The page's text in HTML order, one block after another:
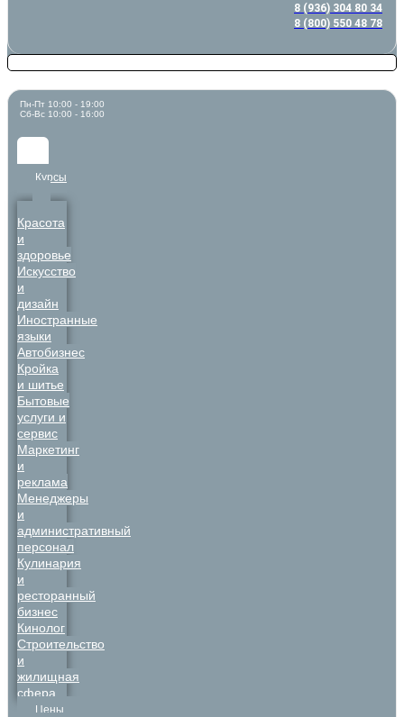
8 (936) 304 80 34
8 (800) 550 48 78
Пн-Пт 10:00 - 19:00
Сб-Вс 10:00 - 16:00
Курсы
Красота
и
здоровье
Искусство
и
дизайн
Иностранные
языки
Автобизнес
Кройка
и шитье
Бытовые
услуги и
сервис
Маркетинг
и
реклама
Менеджеры
и
административный
персонал
Кулинария
и
ресторанный
бизнес
Кинолог
Строительство
и
жилищная
сфера
Цены